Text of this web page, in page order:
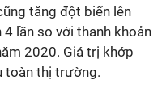
tăng đột biến lên
lần so với thanh khoản
2020. Giá trị khớp
toàn thị trường.